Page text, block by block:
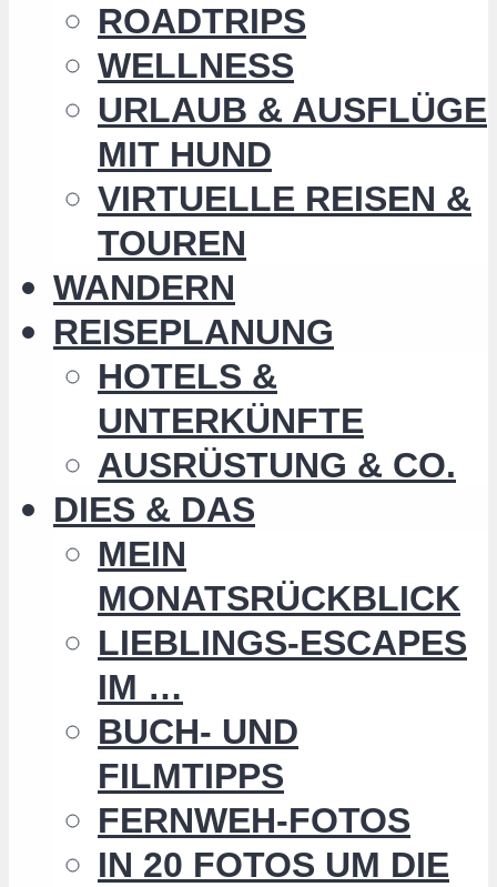
ROADTRIPS
WELLNESS
URLAUB & AUSFLÜGE
MIT HUND
VIRTUELLE REISEN &
TOUREN
WANDERN
REISEPLANUNG
HOTELS &
UNTERKÜNFTE
AUSRÜSTUNG & CO.
DIES & DAS
MEIN
MONATSRÜCKBLICK
LIEBLINGS-ESCAPES
IM …
BUCH- UND
FILMTIPPS
FERNWEH-FOTOS
IN 20 FOTOS UM DIE